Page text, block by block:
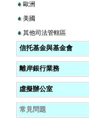
歐洲
美國
其他司法管轄區
信托基金與基金會
離岸銀行業務
虛擬辦公室
常見問題